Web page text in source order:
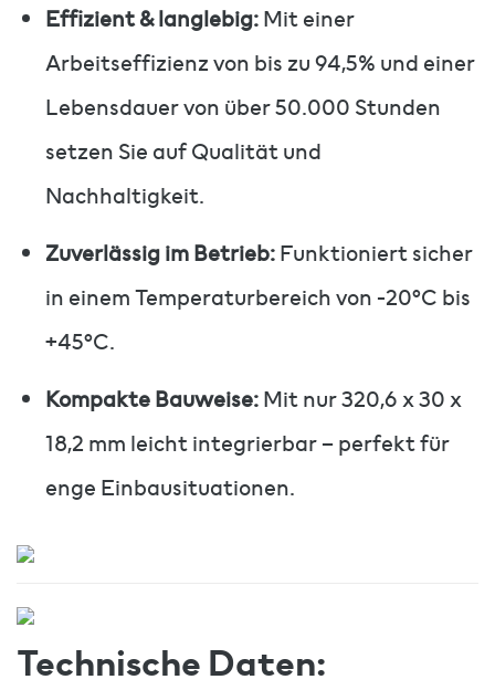
Effizient & langlebig:Mit einer
Arbeitseffizienz von bis zu 94,5% und einer
Lebensdauer von über 50.000 Stunden
setzen Sie auf Qualität und
Nachhaltigkeit.
Zuverlässig im Betrieb:Funktioniert sicher
in einem Temperaturbereich von -20°C bis
+45°C.
Kompakte Bauweise:Mit nur 320,6 x 30 x
18,2 mm leicht integrierbar – perfekt für
enge Einbausituationen.
Technische Daten: